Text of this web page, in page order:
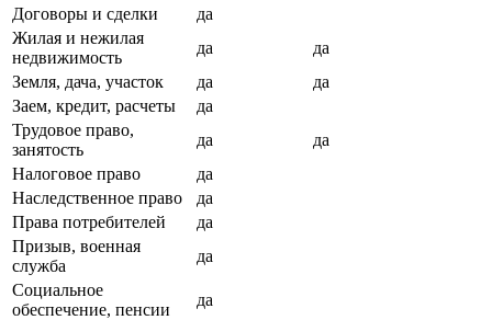
Договоры и сделки
да
Жилая и нежилая
недвижимость
да
да
Земля, дача, участок
да
да
Заем, кредит, расчеты
да
Трудовое право,
занятость
да
да
Налоговое право
да
Наследственное право
да
Права потребителей
да
Призыв, военная
служба
да
Социальное
обеспечение, пенсии
да